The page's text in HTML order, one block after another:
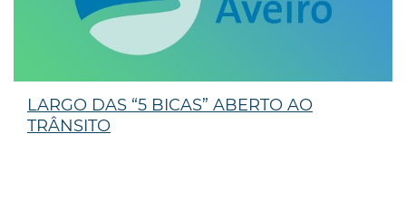
LARGO DAS “5 BICAS” ABERTO AO
TRÂNSITO